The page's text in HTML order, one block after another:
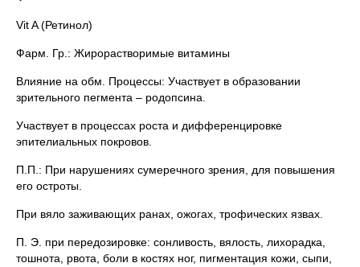
Vit A (Ретинол)
Фарм. Гр.: Жирорастворимые витамины
Влияние на обм. Процессы: Участвует в образовании
зрительного пегмента – родопсина.
Участвует в процессах роста и дифференцировке
эпителиальных покровов.
П.П.: При нарушениях сумеречного зрения, для повышения
его остроты.
При вяло заживающих ранах, ожогах, трофических язвах.
П. Э. при передозировке: сонливость, вялость, лихорадка,
тошнота, рвота, боли в костях ног, пигментация кожи, сыпи,